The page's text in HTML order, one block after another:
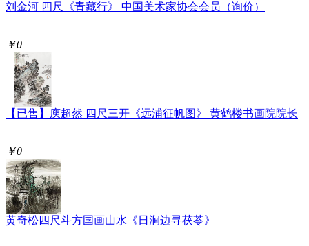
刘金河 四尺《青藏行》 中国美术家协会会员（询价）
￥0
【已售】庾超然 四尺三开《远浦征帆图》 黄鹤楼书画院院长
￥0
黄奇松四尺斗方国画山水《日涧边寻茯苓》